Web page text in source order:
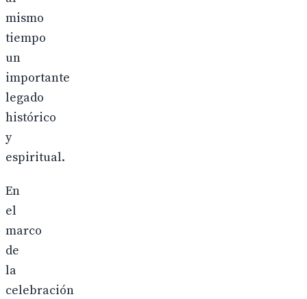
mismo
tiempo
un
importante
legado
histórico
y
espiritual.
En
el
marco
de
la
celebración